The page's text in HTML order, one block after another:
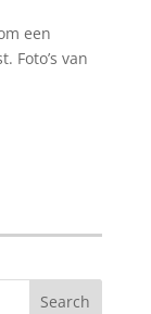
een
Foto’s van